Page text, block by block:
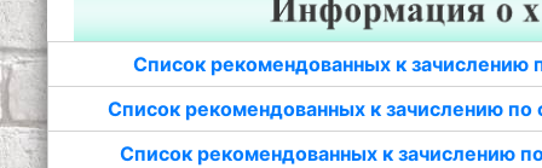
Список рекомендованных к зачислению
Список рекомендованных к зачислению
Список рекомендованных к зачислению